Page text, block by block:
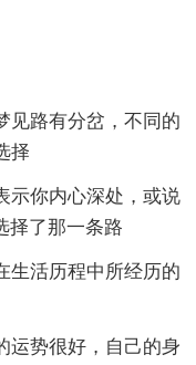
见路有分岔，不同的
择
示你内心深处，或说
择了那一条路
生活历程中所经历的
运势很好，自己的身